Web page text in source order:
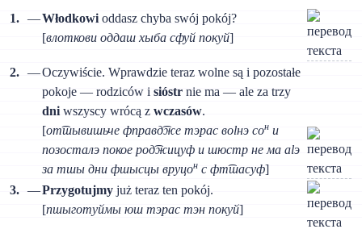
1.
—Włodkowi oddasz chyba swój pokój?
[влоткови оддаш хыба сфуй покуй]
2. —Oczywiście. Wprawdzie teraz wolne są i pozostałe
pokoje — rodziców isióstr nie ma — ale za trzy
dni wszyscy wrócą zwczasów.
[от͡шывишьче фправд͡же тэрас воlнэ сон и
позосталэ покое род͡жицуф и шюстр не ма аlэ
за тшы дни фшысцы вруцон с фт͡шасуф]
3.
—Przygotujmy już teraz ten pokój.
[пшыготуймы юш тэрас тэн покуй]